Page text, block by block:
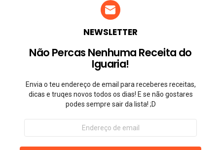
NEWSLETTER
Não Percas Nenhuma Receita do
Iguaria!
Envia o teu endereço de email para receberes receitas,
dicas e truqes novos todos os dias! E se não gostares
podes sempre sair da lista! ;D
Endereço
email